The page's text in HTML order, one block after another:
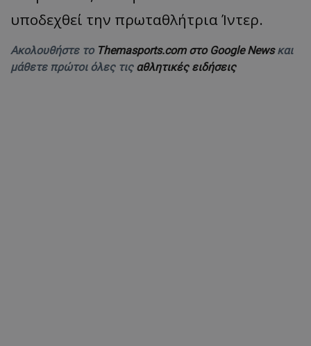
υποδεχθεί την πρωταθλήτριαΊντερ.
Ακολουθήστε το Themasports.com στο Google Newsκαι
μάθετε πρώτοι όλες τις αθλητικές ειδήσεις